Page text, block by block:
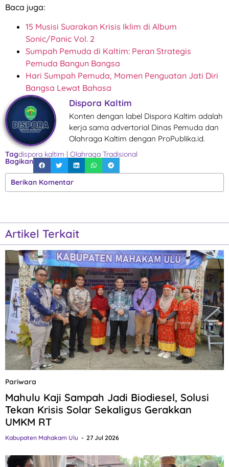
Baca juga:
15 Musisi Suarakan Krisis Iklim di Album
Sonic/Panic Vol. 2
Sumpah Pemuda di Kaltim: Peran Strategis
Pemuda Bangun Bangsa
Hari Sumpah Pemuda, Momen Penguatan Jati Diri
Bangsa Lewat Bahasa
Dispora Kaltim
Konten dengan label Dispora Kaltim adalah
kerja sama advertorial Dinas Pemuda dan
Olahraga Kaltim dengan ProPublika.id.
Tagdispora kaltim | Olahraga Tradisional
Bagikan
Berikan Komentar
Artikel Terkait
Pariwara
Mahulu Kaji Sampah Jadi Biodiesel, Solusi
Tekan Krisis Solar Sekaligus Gerakkan
UMKM RT
Kabupaten Mahakam Ulu 27 Jul 2026